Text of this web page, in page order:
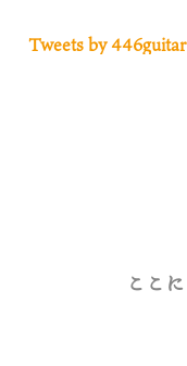
Tweets by 446guitar
ここ